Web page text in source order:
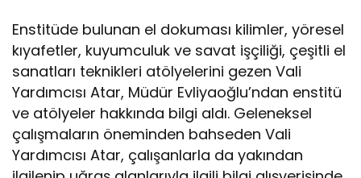
Enstitüde bulunan el dokuması kilimler, yöresel
kıyafetler, kuyumculuk ve savat işçiliği, çeşitli el
sanatları teknikleri atölyelerini gezen Vali
Yardımcısı Atar, Müdür Evliyaoğlu’ndan enstitü
ve atölyeler hakkında bilgi aldı. Geleneksel
çalışmaların öneminden bahseden Vali
Yardımcısı Atar, çalışanlarla da yakından